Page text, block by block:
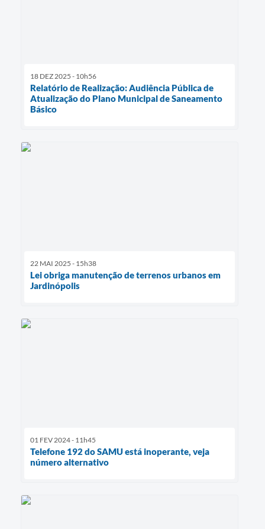
18 DEZ 2025 - 10h56
Relatório de Realização: Audiência Pública de
Atualização do Plano Municipal de Saneamento
Básico
22 MAI 2025 - 15h38
Lei obriga manutenção de terrenos urbanos em
Jardinópolis
01 FEV 2024 - 11h45
Telefone 192 do SAMU está inoperante, veja
número alternativo